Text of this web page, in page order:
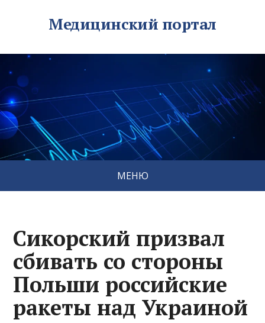
Медицинский портал
МЕНЮ
Сикорский призвал
сбивать со стороны
Польши российские
ракеты над Украиной